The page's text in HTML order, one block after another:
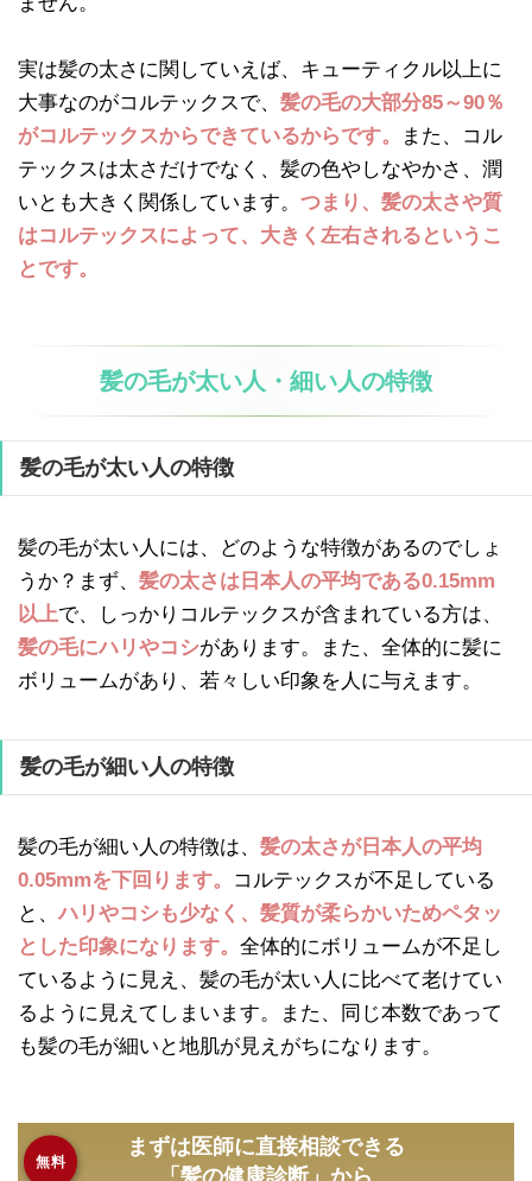
実は髪の太さに関していえば、キューティクル以上に
大事なのがコルテックスで、 髪の毛の大部分85～90％
がコルテックスからできているからです。
また、コル
テックスは太さだけでなく、髪の色やしなやかさ、潤
いとも大きく関係しています。 つまり、髪の太さや質
はコルテックスによって、大きく左右されるというこ
とです。
髪の毛が太い人・細い人の特徴
髪の毛が太い人の特徴
髪の毛が太い人には、どのような特徴があるのでしょ
うか？まず、 髪の太さは日本人の平均である0.15mm
以上で、しっかりコルテックスが含まれている方は、
髪の毛にハリやコシがあります。また、全体的に髪に
ボリュームがあり、若々しい印象を人に与えます。
髪の毛が細い人の特徴
髪の毛が細い人の特徴は、 髪の太さが日本人の平均
0.05mmを下回ります。
コルテックスが不足している
と、ハリやコシも少なく、髪質が柔らかいためペタッ
とした印象になります。 全体的にボリュームが不足し
ているように見え、髪の毛が太い人に比べて老けてい
るように見えてしまいます。また、同じ本数であって
も髪の毛が細いと地肌が見えがちになります。
無料
まずは医師に直接相談できる
「髪の健康診断」から